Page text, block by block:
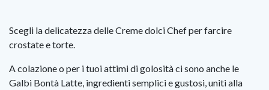
Scegli la delicatezza delle Creme dolci Chef per farcire
crostate e torte.
A colazione o per i tuoi attimi di golosità ci sono anche le
Galbi Bontà Latte, ingredienti semplici e gustosi, uniti alla